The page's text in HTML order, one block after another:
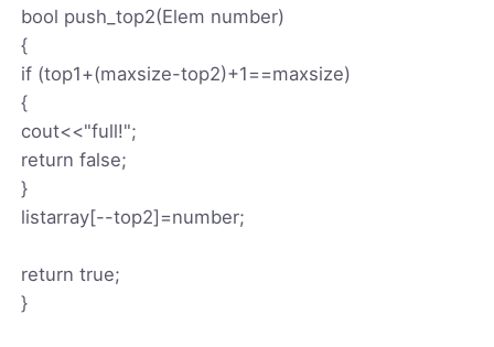
bool push_top2(Elem number)
{
if (top1+(maxsize-top2)+1==maxsize)
{
cout<<"full!";
return false;
}
listarray[--top2]=number;
return true;
}